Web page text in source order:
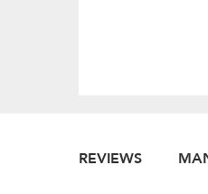
REVIEWS